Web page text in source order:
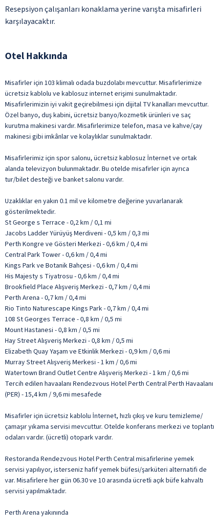
Resepsiyon çalışanları konaklama yerine varışta misafirleri
karşılayacaktır.
Otel Hakkında
Misafirler için 103 klimalı odada buzdolabı mevcuttur. Misafirlerimize
ücretsiz kablolu ve kablosuz internet erişimi sunulmaktadır.
Misafirlerimizin iyi vakit geçirebilmesi için dijital TV kanalları mevcuttur.
Özel banyo, duş kabini, ücretsiz banyo/kozmetik ürünleri ve saç
kurutma makinesi vardır. Misafirlerimize telefon, masa ve kahve/çay
makinesi gibi imkânlar ve kolaylıklar sunulmaktadır.
Misafirlerimiz için spor salonu, ücretsiz kablosuz İnternet ve ortak
alanda televizyon bulunmaktadır. Bu otelde misafirler için ayrıca
tur/bilet desteği ve banket salonu vardır.
Uzaklıklar en yakın 0.1 mil ve kilometre değerine yuvarlanarak
gösterilmektedir.
St George s Terrace - 0,2 km / 0,1 mi
Jacobs Ladder Yürüyüş Merdiveni - 0,5 km / 0,3 mi
Perth Kongre ve Gösteri Merkezi - 0,6 km / 0,4 mi
Central Park Tower - 0,6 km / 0,4 mi
Kings Park ve Botanik Bahçesi - 0,6 km / 0,4 mi
His Majesty s Tiyatrosu - 0,6 km / 0,4 mi
Brookfield Place Alışveriş Merkezi - 0,7 km / 0,4 mi
Perth Arena - 0,7 km / 0,4 mi
Rio Tinto Naturescape Kings Park - 0,7 km / 0,4 mi
108 St Georges Terrace - 0,8 km / 0,5 mi
Mount Hastanesi - 0,8 km / 0,5 mi
Hay Street Alışveriş Merkezi - 0,8 km / 0,5 mi
Elizabeth Quay Yaşam ve Etkinlik Merkezi - 0,9 km / 0,6 mi
Murray Street Alışveriş Merkesi - 1 km / 0,6 mi
Watertown Brand Outlet Centre Alışveriş Merkezi - 1 km / 0,6 mi
Tercih edilen havaalanı Rendezvous Hotel Perth Central Perth Havaalanı
(PER) - 15,4 km / 9,6 mi mesafede
Misafirler için ücretsiz kablolu İnternet, hızlı çıkış ve kuru temizleme/
çamaşır yıkama servisi mevcuttur. Otelde konferans merkezi ve toplantı
odaları vardır. (ücretli) otopark vardır.
Restoranda Rendezvous Hotel Perth Central misafirlerine yemek
servisi yapılıyor, isterseniz hafif yemek büfesi/şarküteri alternatifi de
var. Misafirlere her gün 06.30 ve 10 arasında ücretli açık büfe kahvaltı
servisi yapılmaktadır.
Perth Arena yakınında